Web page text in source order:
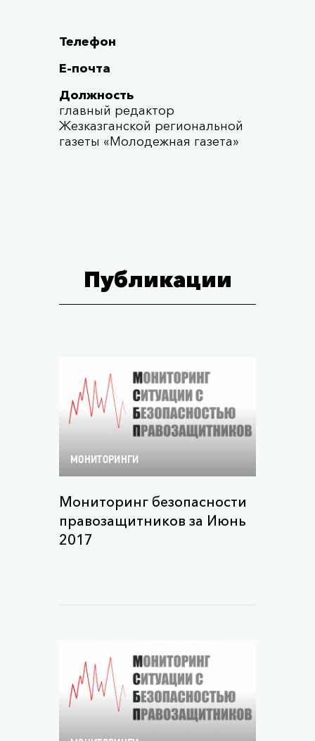
Телефон
Е-почта
Должность
главный редактор
Жезказганской региональной
газеты «Молодежная газета»
Публикации
МОНИТОРИНГИ
Мониторинг безопасности
правозащитников за Июнь
2017